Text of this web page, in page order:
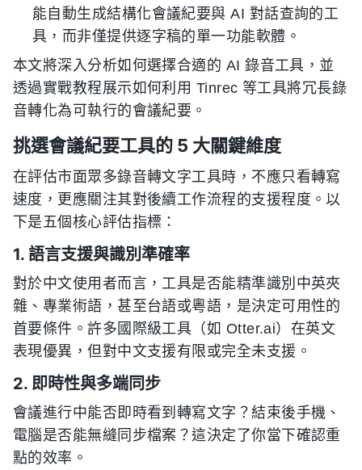
能自動生成結構化會議紀要與 AI 對話查詢的工
具，而非僅提供逐字稿的單一功能軟體。
本文將深入分析如何選擇合適的 AI 錄音工具，並
透過實戰教程展示如何利用 Tinrec 等工具將冗長錄
音轉化為可執行的會議紀要。
挑選會議紀要工具的 5 大關鍵維度
在評估市面眾多錄音轉文字工具時，不應只看轉寫
速度，更應關注其對後續工作流程的支援程度。以
下是五個核心評估指標：
1. 語言支援與識別準確率
對於中文使用者而言，工具是否能精準識別中英夾
雜、專業術語，甚至台語或粵語，是決定可用性的
首要條件。許多國際級工具（如 Otter.ai）在英文
表現優異，但對中文支援有限或完全未支援。
2. 即時性與多端同步
會議進行中能否即時看到轉寫文字？結束後手機、
電腦是否能無縫同步檔案？這決定了你當下確認重
點的效率。